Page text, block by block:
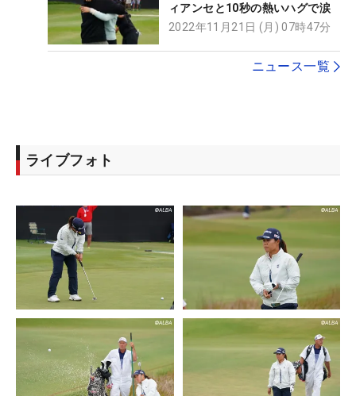
ィアンセと10秒の熱いハグで涙
2022年11月21日 (月) 07時47分
ニュース一覧
ライブフォト